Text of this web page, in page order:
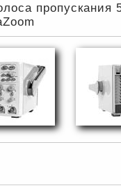
пропускания